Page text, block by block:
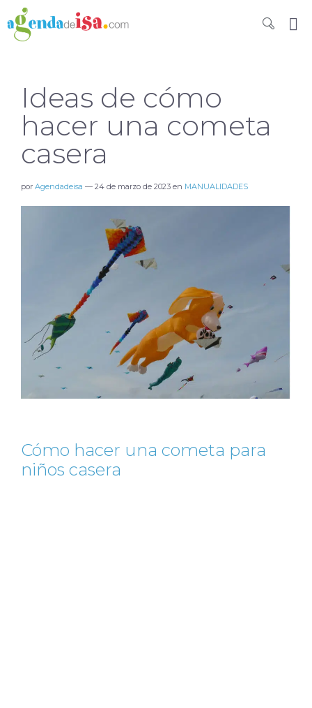
Ideas de cómo
hacer una cometa
casera
por Agendadeisa — 24 de marzo de 2023 en MANUALIDADES
Cómo hacer una cometa para
niños casera